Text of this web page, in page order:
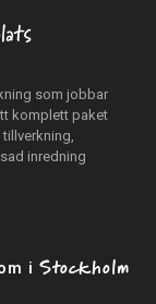
som jobbar
komplett paket
inredning
i Stockholm